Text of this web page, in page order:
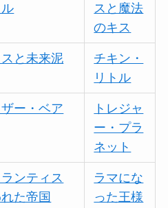
スと魔法
のキス
と未来泥
チキン・
リトル
ー・ベア
トレジャ
ー・プラ
ネット
ンティス
た帝国
ラマにな
った王様